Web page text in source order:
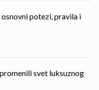
potezi, pravila i
svet luksuznog